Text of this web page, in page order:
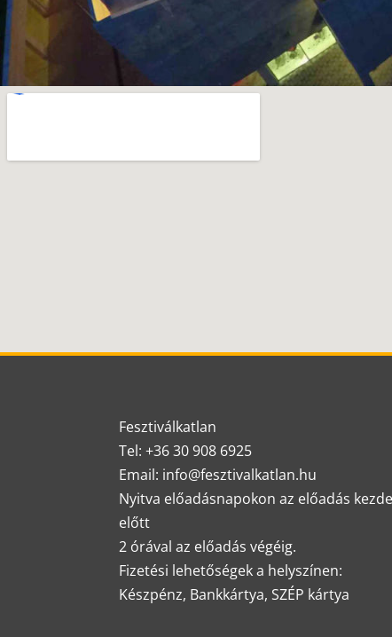
Fesztiválkatlan
Tel: +36 30 908 6925
Email: info@fesztivalkatlan.hu
Nyitva előadásnapokon az előadás
előtt
2 órával az előadás végéig.
Fizetési lehetőségek a helyszínen:
Készpénz, Bankkártya, SZÉP kártya